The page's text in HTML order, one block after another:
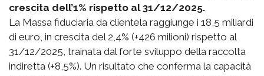
crescita dell’1% rispetto al 31/12/2025.
La Massa fiduciaria da clientela raggiunge i 18,5 miliardi
di euro, in crescita del 2,4% (+426 milioni) rispetto al
31/12/2025, trainata dal forte sviluppo della raccolta
indiretta (+8,5%). Un risultato che conferma la capacità